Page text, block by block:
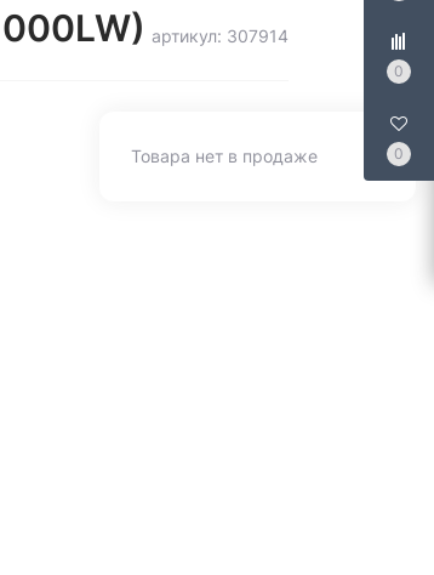
0
0
артикул: 307914
Товара нет в продаже